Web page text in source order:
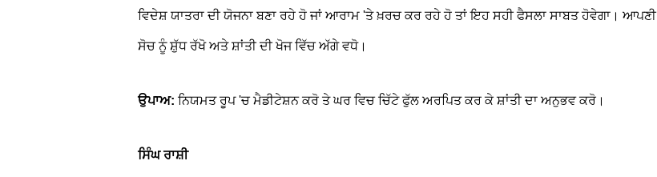
ਵਿਦੇਸ਼ ਯਾਤਰਾ ਦੀ ਯੋਜਨਾ ਬਣਾ ਰਹੇ ਹੋ ਜਾਂ ਆਰਾਮ 'ਤੇ ਖ਼ਰਚ ਕਰ ਰਹੇ ਹੋ ਤਾਂ ਇਹ ਸਹੀ ਫੈਸਲਾ ਸਾਬਤ ਹੋਵੇਗਾ। ਆਪਣੀ
ਸੋਚ ਨੂੰ ਸ਼ੁੱਧ ਰੱਖੋ ਅਤੇ ਸ਼ਾਂਤੀ ਦੀ ਖੋਜ ਵਿੱਚ ਅੱਗੇ ਵਧੋ।
ਉਪਾਅ: ਨਿਯਮਤ ਰੂਪ 'ਚ ਮੈਡੀਟੇਸ਼ਨ ਕਰੋ ਤੇ ਘਰ ਵਿਚ ਚਿੱਟੇ ਫੁੱਲ ਅਰਪਿਤ ਕਰ ਕੇ ਸ਼ਾਂਤੀ ਦਾ ਅਨੁਭਵ ਕਰੋ।
ਸਿੰਘ ਰਾਸ਼ੀ